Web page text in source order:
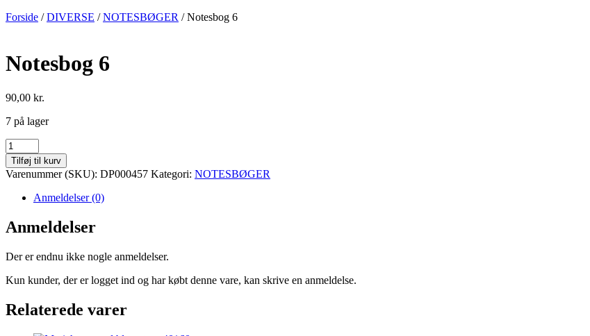
Forside /DIVERSE /NOTESBØGER / Notesbog 6
Notesbog 6
90,00 kr.
7 på lager
Notesbog
6
antal
Tilføj til kurv
Varenummer (SKU): DP000457 Kategori: NOTESBØGER
Anmeldelser (0)
Anmeldelser
Der er endnu ikke nogle anmeldelser.
Kun kunder, der er logget ind og har købt denne vare, kan skrive en anmeldelse.
Relaterede varer